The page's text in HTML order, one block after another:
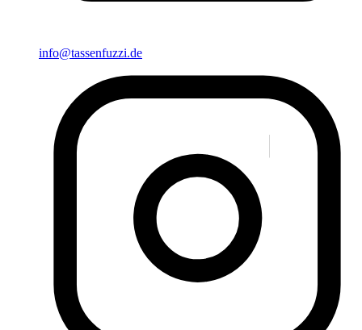
info@tassenfuzzi.de